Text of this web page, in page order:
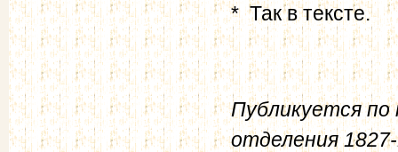
* Так в тексте.
Публикуется
отделения